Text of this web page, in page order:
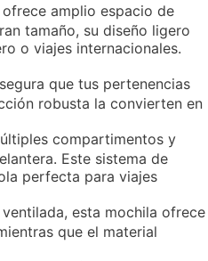
amplio espacio de
tamaño, su diseño ligero
o viajes internacionales.
que tus pertenencias
robusta la convierten en
compartimentos y
Este sistema de
perfecta para viajes
esta mochila ofrece
que el material